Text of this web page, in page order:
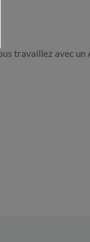
travaillez avec un